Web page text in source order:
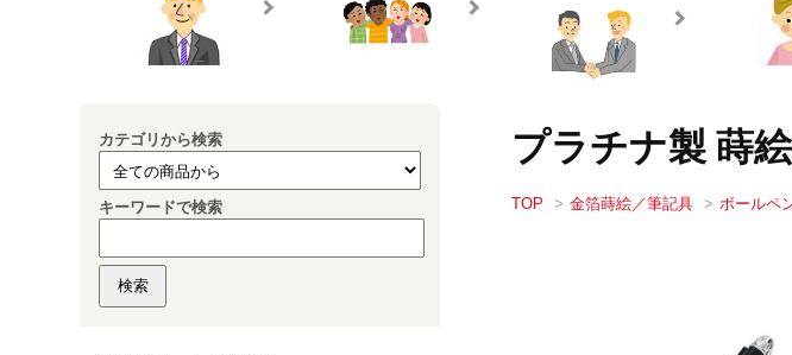
プラチナ製 蒔
TOP > 金箔蒔絵／筆記具 > ボールペ
カテゴリから検索
キーワードで検索